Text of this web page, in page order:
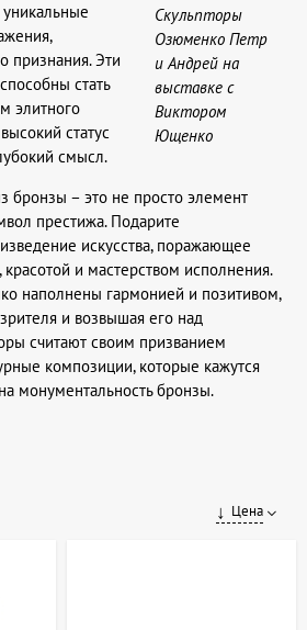
Скульпторы
Озюменко Петр
и Андрей на
выставке с
Виктором
Ющенко
уникальные
признания. Эти
стать
элитного
статус
смысл.
бронзы – это не просто элемент
престижа. Подарите
искусства, поражающее
и мастерством исполнения.
наполнены гармонией и позитивом,
и возвышая его над
считают своим призванием
композиции, которые кажутся
монументальность бронзы.
Цена